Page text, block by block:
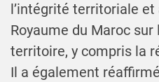
l’intégrité territoriale
Royaume du Maroc sur
territoire, y compris la
Il a également